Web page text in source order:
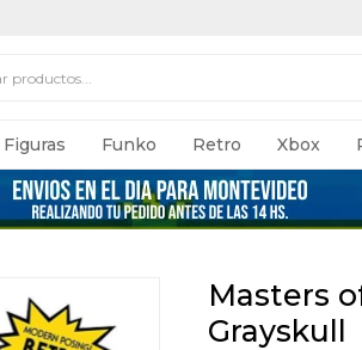
Figuras Funko Retro Xbox
Masters
Grayskull